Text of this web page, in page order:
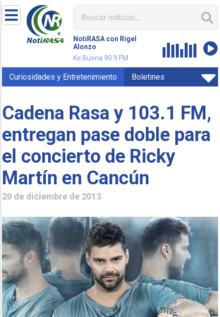
NotiRASA con Rigel
Alonzo
Ke Buena 90.9 FM
Curiosidades y Entretenimiento Boletines
Cadena Rasa y 103.1 FM,
entregan pase doble para
el concierto de Ricky
Martín en Cancún
20 de diciembre de 2013